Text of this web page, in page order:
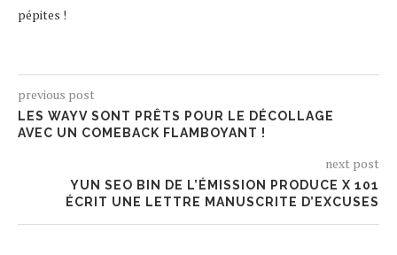
pépites !
previous post
LES WAYV SONT PRÊTS POUR LE DÉCOLLAGE
AVEC UN COMEBACK FLAMBOYANT !
next post
YUN SEO BIN DE L’ÉMISSION PRODUCE X 101
ÉCRIT UNE LETTRE MANUSCRITE D’EXCUSES